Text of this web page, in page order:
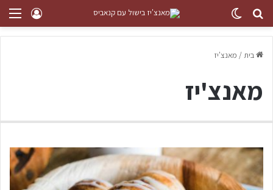
בית/ מאנצ'יז
מאנצ'יז